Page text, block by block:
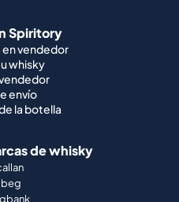
Spiritory
vendedor
whisky
envío
la botella
de whisky